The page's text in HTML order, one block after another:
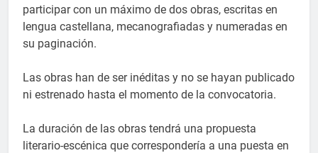
participar con un máximo de dos obras, escritas en
lengua castellana, mecanografiadas y numeradas en
su paginación.
Las obras han de ser inéditas y no se hayan publicado
ni estrenado hasta el momento de la convocatoria.
La duración de las obras tendrá una propuesta
literario-escénica que correspondería a una puesta en